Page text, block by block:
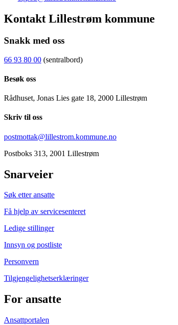
Kontakt Lillestrøm kommune
Snakk med oss
66 93 80 00 (sentralbord)
Besøk oss
Rådhuset, Jonas Lies gate 18, 2000 Lillestrøm
Skriv til oss
postmottak@lillestrom.kommune.no
Postboks 313, 2001 Lillestrøm
Snarveier
Søk etter ansatte
Få hjelp av servicesenteret
Ledige stillinger
Innsyn og postliste
Personvern
Tilgjengelighetserklæringer
For ansatte
Ansattportalen